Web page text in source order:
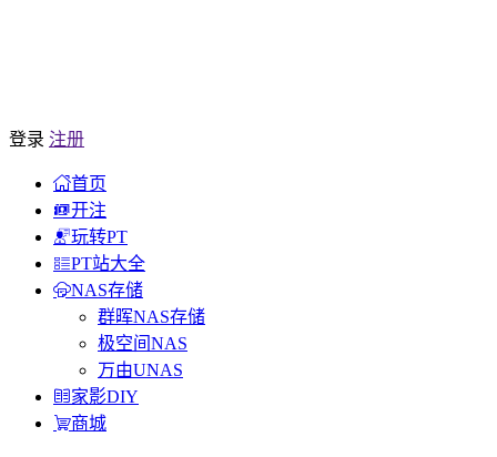
登录 注册
首页
开注
玩转PT
PT站大全
NAS存储
群晖NAS存储
极空间NAS
万由UNAS
家影DIY
商城